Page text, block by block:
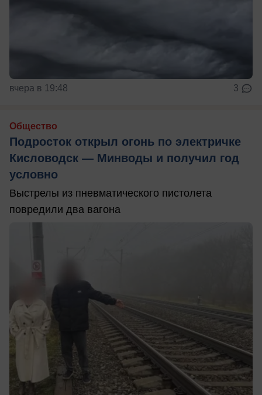
вчера в 19:48 3
Общество
Подросток открыл огонь по электричке
Кисловодск — Минводы и получил год
условно
Выстрелы из пневматического пистолета
повредили два вагона